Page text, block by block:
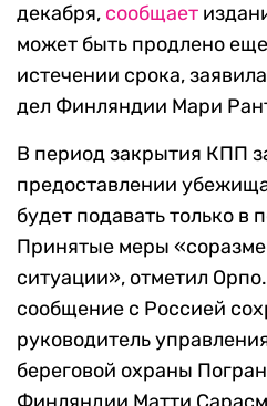
декабря, сообщает
может быть продлено
истечении срока,
дел Финляндии Мари
В период закрытия КПП
предоставлении
будет подавать только в
Принятые меры
ситуации», отметил
сообщение с Россией
руководитель
береговой охраны